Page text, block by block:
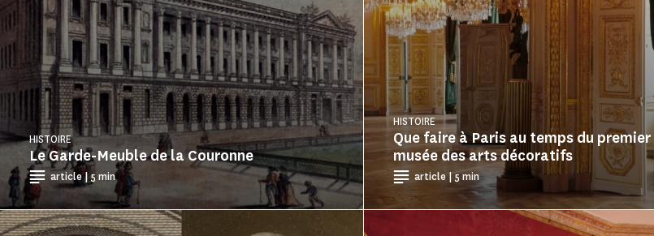
Le Garde-Meuble de la Couronne
HISTOIRE
article | 5 min
Que faire à Paris au temps du premier
musée des arts décoratifs
HISTOIRE
article | 5 min